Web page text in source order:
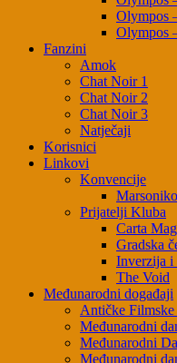
Olympos
Olympos
Fanzini
Amok
Chat Noir 1
Chat Noir 2
Chat Noir 3
Natječaji
Korisnici
Linkovi
Konvencije
Prijatelji Kluba
Carta
Gradska
Inverzija i
The Void
Međunarodni događaji
Antičke Filmske
Međunarodni
Međunarodni
Međunarodni